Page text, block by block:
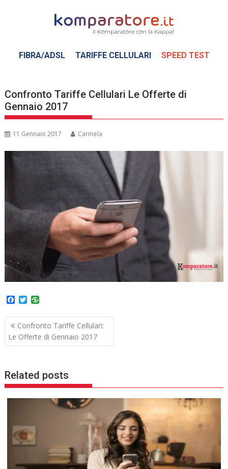
FIBRA/ADSL TARIFFE CELLULARI SPEED TEST
Confronto Tariffe Cellulari Le Offerte di
Gennaio 2017
11 Gennaio 2017 Carmela
F
c
e
b
o
o
T
i
t
t
e
r
Navigazione
articoli
Confronto Tariffe Cellulari:
Le Offerte di Gennaio 2017
Related posts